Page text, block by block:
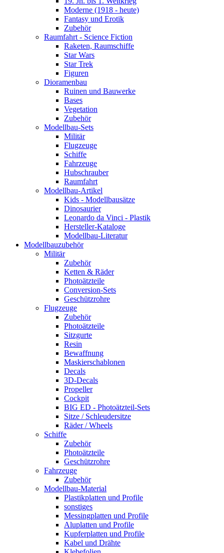
Moderne (1918 - heute)
Fantasy und Erotik
Zubehör
Raumfahrt - Science Fiction
Raketen, Raumschiffe
Star Wars
Star Trek
Figuren
Dioramenbau
Ruinen und Bauwerke
Bases
Vegetation
Zubehör
Modellbau-Sets
Militär
Flugzeuge
Schiffe
Fahrzeuge
Hubschrauber
Raumfahrt
Modellbau-Artikel
Kids - Modellbausätze
Dinosaurier
Leonardo da Vinci - Plastik
Hersteller-Kataloge
Modellbau-Literatur
Modellbauzubehör
Militär
Zubehör
Ketten & Räder
Photoätzteile
Conversion-Sets
Geschützrohre
Flugzeuge
Zubehör
Photoätzteile
Sitzgurte
Resin
Bewaffnung
Maskierschablonen
Decals
3D-Decals
Propeller
Cockpit
BIG ED - Photoätzteil-Sets
Sitze / Schleudersitze
Räder / Wheels
Schiffe
Zubehör
Photoätzteile
Geschützrohre
Fahrzeuge
Zubehör
Modellbau-Material
Plastikplatten und Profile
sonstiges
Messingplatten und Profile
Aluplatten und Profile
Kupferplatten und Profile
Kabel und Drähte